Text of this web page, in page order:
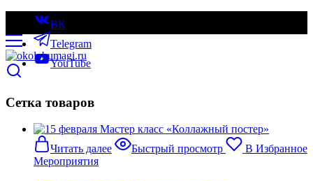
ВК
Telegram
YouTube
Сетка товаров
Читать далее Быстрый просмотр
В Избранное
Мероприятия